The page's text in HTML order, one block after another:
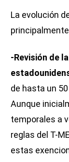
La evolución
-Revisión de
de hasta un
Aunque
temporales a
reglas del T-
estas